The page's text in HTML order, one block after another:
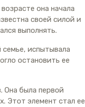
она начала
своей силой и
выполнять.
семье, испытывала
остановить ее
Она была первой
Этот элемент стал ее